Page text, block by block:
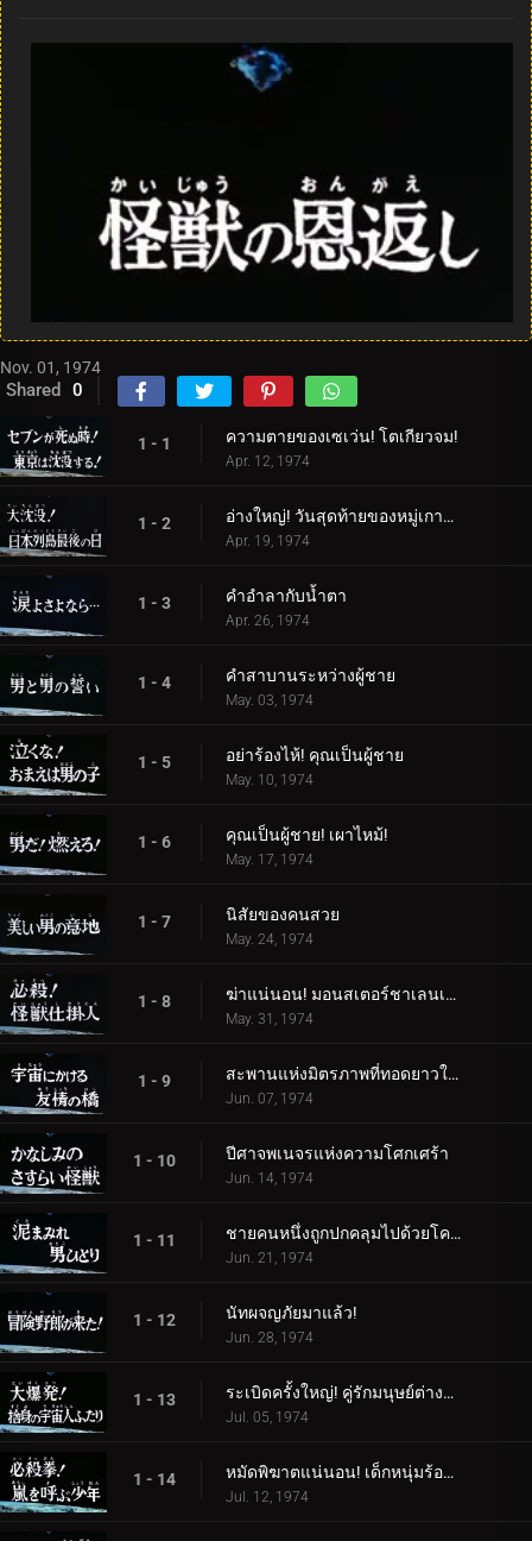
Nov. 01, 1974
Shared 0
1 - 1 ความตายของเซเว่น! โตเกียวจม!
Apr. 12, 1974
1 - 2 อ่างใหญ่! วันสุดท้ายของหมู่เกาะญี่ปุ่น
Apr. 19, 1974
1 - 3 คำอำลากับน้ำตา
Apr. 26, 1974
1 - 4 คำสาบานระหว่างผู้ชาย
May. 03, 1974
1 - 5 อย่าร้องไห้! คุณเป็นผู้ชาย
May. 10, 1974
1 - 6 คุณเป็นผู้ชาย! เผาไหม้!
May. 17, 1974
1 - 7 นิสัยของคนสวย
May. 24, 1974
1 - 8 ฆ่าแน่นอน! มอนสเตอร์ชาเลนเจอร์!
May. 31, 1974
1 - 9 สะพานแห่งมิตรภาพที่ทอดยาวในอวกาศ
Jun. 07, 1974
1 - 10 ปีศาจพเนจรแห่งความโศกเศร้า
Jun. 14, 1974
1 - 11 ชายคนหนึ่งถูกปกคลุมไปด้วยโคลน
Jun. 21, 1974
1 - 12 นัทผจญภัยมาแล้ว!
Jun. 28, 1974
1 - 13 ระเบิดครั้งใหญ่! คู่รักมนุษย์ต่างดาวผู้สิ้นหวัง
Jul. 05, 1974
1 - 14 หมัดพิฆาตแน่นอน! เด็กหนุ่มร้องเรียกเมื่อเกิดพายุ
Jul. 12, 1974